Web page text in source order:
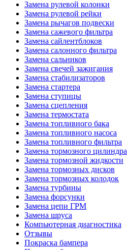
Замена рулевой колонки
Замена рулевой рейки
Замена рычагов подвески
Замена сажевого фильтра
Замена сайлентблоков
Замена салонного фильтра
Замена сальников
Замена свечей зажигания
Замена стабилизаторов
Замена стартера
Замена ступицы
Замена сцепления
Замена термостата
Замена топливного бака
Замена топливного насоса
Замена топливного фильтра
Замена тормозного цилиндра
Замена тормозной жидкости
Замена тормозных дисков
Замена тормозных колодок
Замена турбины
Замена форсунки
Замена цепи ГРМ
Замена шруса
Компьютерная диагностика
Отзывы
Покраска бампера